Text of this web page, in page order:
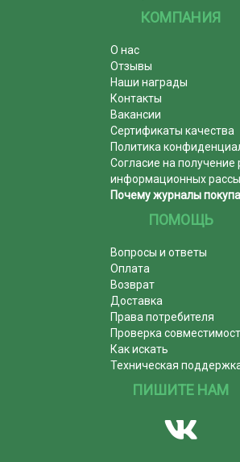
КОМПАНИЯ
О нас
Отзывы
Наши награды
Контакты
Вакансии
Сертификаты качества
Политика
Согласие на получение
информационных
Почему журналы
ПОМОЩЬ
Вопросы и ответы
Оплата
Возврат
Доставка
Права потребителя
Проверка
Как искать
Техническая
ПИШИТЕ НАМ